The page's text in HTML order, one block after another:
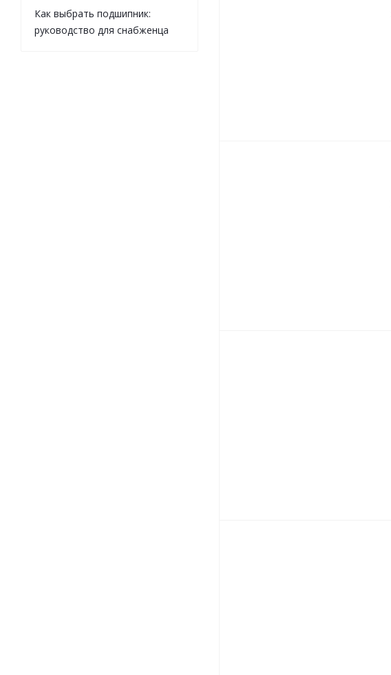
Как выбрать подшипник:
руководство для снабженца